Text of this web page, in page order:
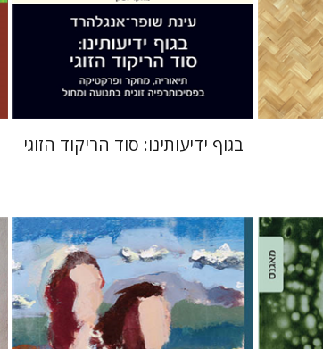
הנחת אתר ספר מודפס
$31
$28
בגוף ידיעותינו: סוד הריקוד הזוגי
נעמה שפי ענת פירסט